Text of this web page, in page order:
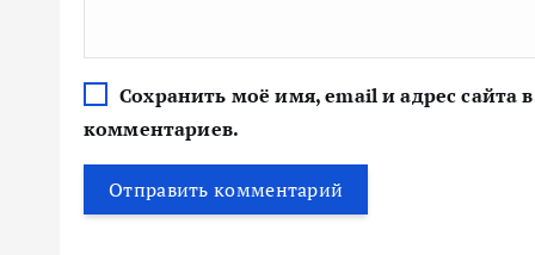
Сохранить моё имя, email и адрес сайта
комментариев.